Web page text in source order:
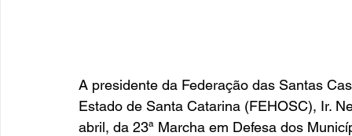
A presidente da Federação das Santas
Estado de Santa Catarina (FEHOSC), Ir.
abril, da 23ª Marcha em Defesa dos